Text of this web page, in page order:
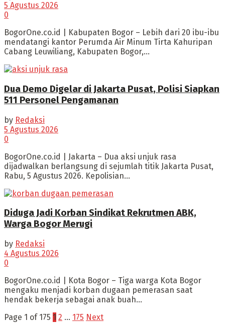
5 Agustus 2026
0
BogorOne.co.id | Kabupaten Bogor – Lebih dari 20 ibu-ibu
mendatangi kantor Perumda Air Minum Tirta Kahuripan
Cabang Leuwiliang, Kabupaten Bogor,...
Dua Demo Digelar di Jakarta Pusat, Polisi Siapkan
511 Personel Pengamanan
by Redaksi
5 Agustus 2026
0
BogorOne.co.id | Jakarta – Dua aksi unjuk rasa
dijadwalkan berlangsung di sejumlah titik Jakarta Pusat,
Rabu, 5 Agustus 2026. Kepolisian...
Diduga Jadi Korban Sindikat Rekrutmen ABK,
Warga Bogor Merugi
by Redaksi
4 Agustus 2026
0
BogorOne.co.id | Kota Bogor – Tiga warga Kota Bogor
mengaku menjadi korban dugaan pemerasan saat
hendak bekerja sebagai anak buah...
Page 1 of 175 1 2 … 175 Next